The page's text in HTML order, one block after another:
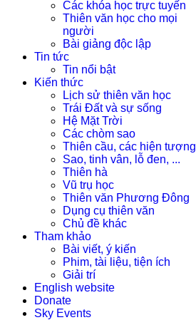
Các khóa học trực tuyến
Thiên văn học cho mọi
người
Bài giảng độc lập
Tin tức
Tin nổi bật
Kiến thức
Lịch sử thiên văn học
Trái Đất và sự sống
Hệ Mặt Trời
Các chòm sao
Thiên cầu, các hiện tượng
Sao, tinh vân, lỗ đen, ...
Thiên hà
Vũ trụ học
Thiên văn Phương Đông
Dụng cụ thiên văn
Chủ đề khác
Tham khảo
Bài viết, ý kiến
Phim, tài liệu, tiện ích
Giải trí
English website
Donate
Sky Events